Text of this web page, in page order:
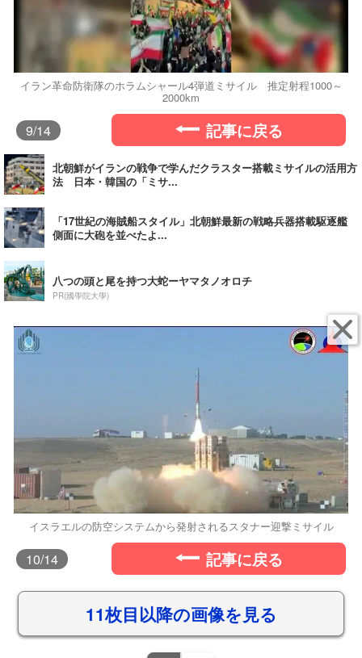
イラン革命防衛隊のホラムシャール4弾道ミサイル 推定射程1000～
2000km
9/14 記事に戻る
北朝鮮がイランの戦争で学んだクラスター搭載ミサイルの活用方
法 日本・韓国の「ミサ...
「17世紀の海賊船スタイル」北朝鮮最新の戦略兵器搭載駆逐艦
側面に大砲を並べたよ...
八つの頭と尾を持つ大蛇ーヤマタノオロチ
PR(國學院大學)
イスラエルの防空システムから発射されるスタナー迎撃ミサイル
10/14 記事に戻る
11枚目以降の画像を見る